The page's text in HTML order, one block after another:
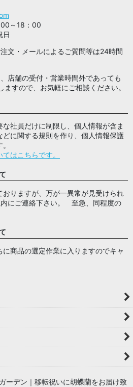
～18：00
日
文・メールによるご質問等は24時間
店舗の受付・営業時間外であっても
すので、お気軽にご相談ください。
社員だけに制限し、個人情報が含ま
に関する規則を作り、個人情報保護
はこちらです。
りますが、万が一異常が見受けられ
にご連絡下さい。 至急、同程度の
商品の選定作業に入りますのでキャ
ーデン｜移転祝いに胡蝶蘭をお届け致